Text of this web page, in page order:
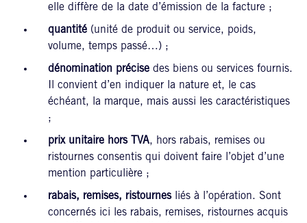
elle diffère de la date d’émission de la facture ;
quantité (unité de produit ou service, poids,
volume, temps passé…) ;
dénomination précise des biens ou services fournis.
Il convient d’en indiquer la nature et, le cas
échéant, la marque, mais aussi les caractéristiques
;
prix unitaire hors TVA, hors rabais, remises ou
ristournes consentis qui doivent faire l’objet d’une
mention particulière ;
rabais, remises, ristournesliés à l’opération. Sont
concernés ici les rabais, remises, ristournes acquis